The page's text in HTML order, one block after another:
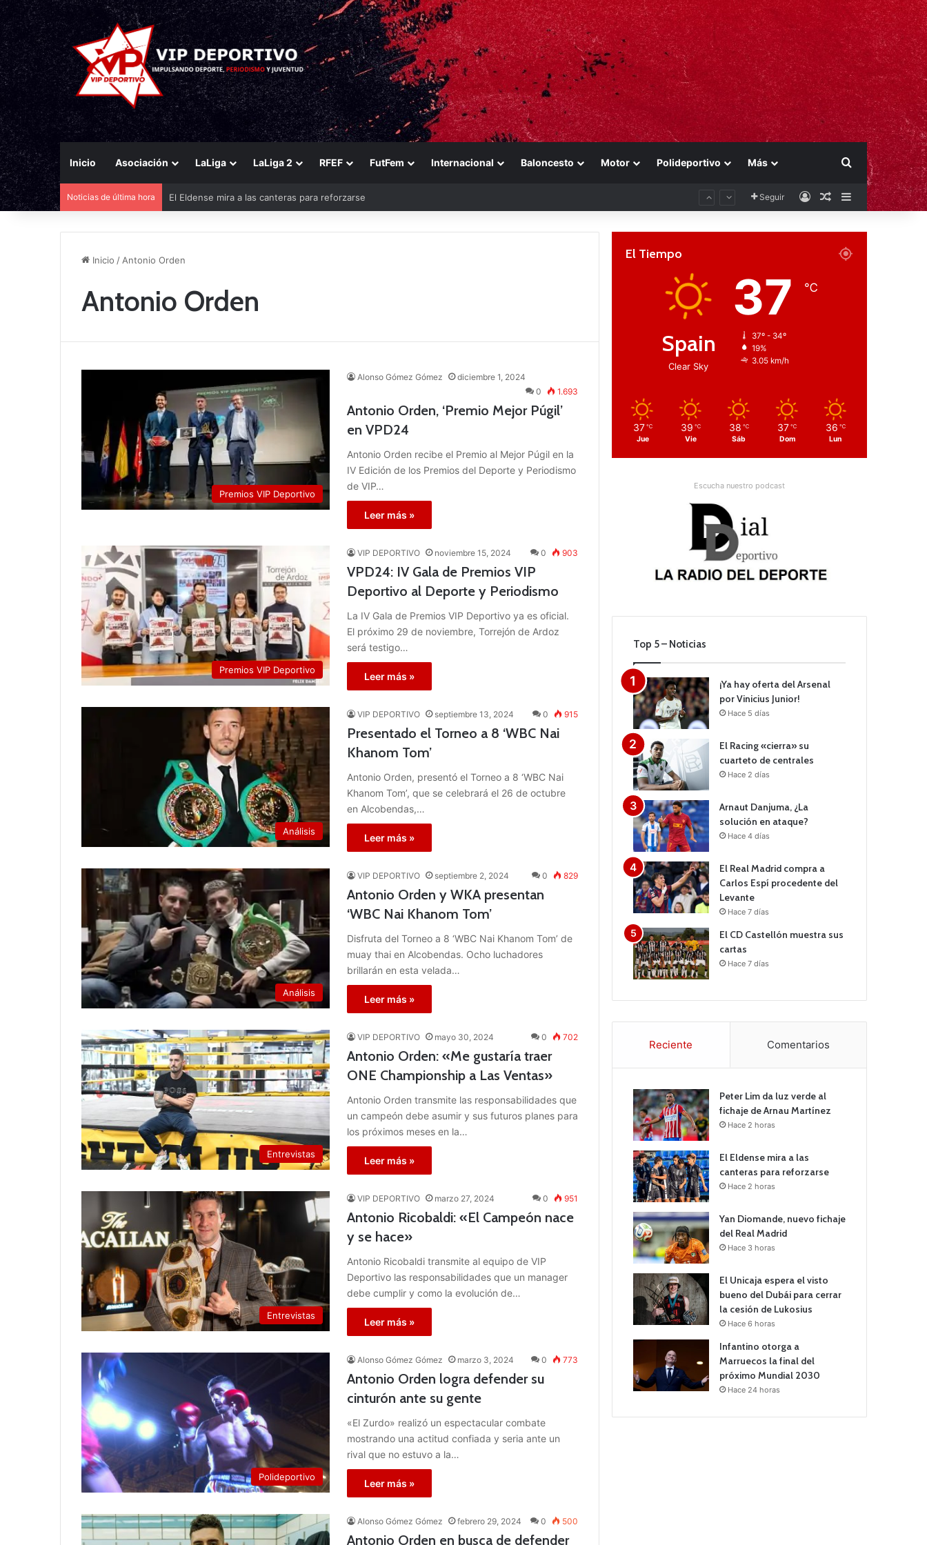
Inicio Asociación LaLiga LaLiga 2 RFEF FutFem Internacional Baloncesto Motor Polideportivo Más Buscar por
Noticias de última hora Seguir AccesoPublicación al
Barra lateral
Inicio / Antonio Orden
Antonio Orden
Premios VIP Deportivo
Alonso Gómez Gómez
diciembre 1, 2024
0
1.693
Antonio Orden, ‘Premio Mejor Púgil’
en VPD24
Antonio Orden recibe el Premio al Mejor Púgil en la
IV Edición de los Premios del Deporte y Periodismo
de VIP…
Leer más »
Premios VIP Deportivo
VIP DEPORTIVO noviembre 15, 2024 0 903
VPD24: IV Gala de Premios VIP
Deportivo al Deporte y Periodismo
La IV Gala de Premios VIP Deportivo ya es oficial.
El próximo 29 de noviembre, Torrejón de Ardoz
será testigo…
Leer más »
Análisis
VIP DEPORTIVO septiembre 13, 2024 0 915
Presentado el Torneo a 8 ‘WBC Nai
Khanom Tom’
Antonio Orden, presentó el Torneo a 8 ‘WBC Nai
Khanom Tom’, que se celebrará el 26 de octubre
en Alcobendas,…
Leer más »
Análisis
VIP DEPORTIVO septiembre 2, 2024 0 829
Antonio Orden y WKA presentan
‘WBC Nai Khanom Tom’
Disfruta del Torneo a 8 ‘WBC Nai Khanom Tom’ de
muay thai en Alcobendas. Ocho luchadores
brillarán en esta velada…
Leer más »
Entrevistas
VIP DEPORTIVO mayo 30, 2024 0 702
Antonio Orden: «Me gustaría traer
ONE Championship a Las Ventas»
Antonio Orden transmite las responsabilidades que
un campeón debe asumir y sus futuros planes para
los próximos meses en la…
Leer más »
Entrevistas
VIP DEPORTIVO marzo 27, 2024 0 951
Antonio Ricobaldi: «El Campeón nace
y se hace»
Antonio Ricobaldi transmite al equipo de VIP
Deportivo las responsabilidades que un manager
debe cumplir y como la evolución de…
Leer más »
Polideportivo
Alonso Gómez Gómez marzo 3, 2024 0 773
Antonio Orden logra defender su
cinturón ante su gente
«El Zurdo» realizó un espectacular combate
mostrando una actitud confiada y seria ante un
rival que no estuvo a la…
Leer más »
Alonso Gómez Gómez febrero 29, 2024 0 500
Antonio Orden en busca de defender
El Tiempo
Spain
Clear Sky
37 ℃
37º - 34º
19%
3.05 km/h
37 ℃
Jue
39 ℃
Vie
38 ℃
Sáb
37 ℃
Dom
36 ℃
Lun
Escucha nuestro podcast
Top 5 – Noticias
¡Ya hay oferta del Arsenal
por Vinicius Junior!
Hace 5 días
El Racing «cierra» su
cuarteto de centrales
Hace 2 días
Arnaut Danjuma, ¿La
solución en ataque?
Hace 4 días
El Real Madrid compra a
Carlos Espí procedente del
Levante
Hace 7 días
El CD Castellón muestra sus
cartas
Hace 7 días
Reciente Comentarios
Peter Lim da luz verde al
fichaje de Arnau Martínez
Hace 2 horas
El Eldense mira a las
canteras para reforzarse
Hace 2 horas
Yan Diomande, nuevo fichaje
del Real Madrid
Hace 3 horas
El Unicaja espera el visto
bueno del Dubái para cerrar
la cesión de Lukosius
Hace 6 horas
Infantino otorga a
Marruecos la final del
próximo Mundial 2030
Hace 24 horas